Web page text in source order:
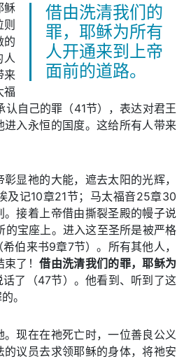
借由洗清我们的
罪，耶稣为所有
人开通来到上帝
面前的道路。
稣
的
人
来
福
自己的罪（41节），表达对君王
入永恒的国度。这给所有人带来
显祂的大能，遮去太阳的光辉，
及记10章21节；马太福音25章30
接着上帝借由撕裂圣殿的幔子说
宝座上。进入这至圣所是被严格
伯来书9章7节）。所有其他人，
束了！借由洗清我们的罪，耶稣为
了（47节）。他看到、听到了这
。
现在在祂死亡时，一位善良公义
议员去求领耶稣的身体，将祂安